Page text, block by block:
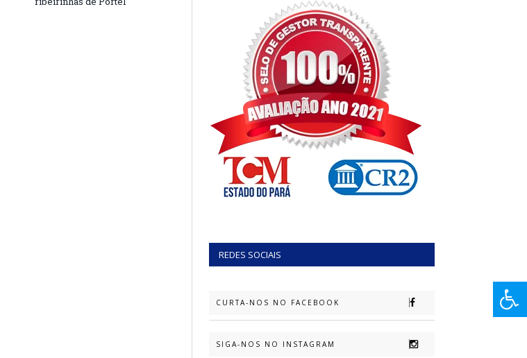
REDES SOCIAIS
CURTA-NOS NO FACEBOOK
SIGA-NOS NO INSTAGRAM